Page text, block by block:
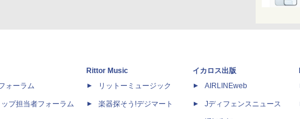
ォーラム
プ担当者フォーラム
Rittor Music
リットーミュージック
楽器探そう!デジマート
イカロス出版
AIRLINEweb
Jディフェンスニュース